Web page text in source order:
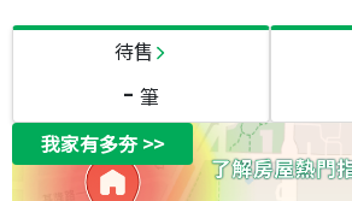
待售
- 筆
我家有多夯>>